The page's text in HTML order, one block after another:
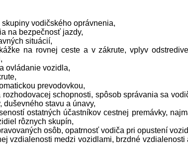
vodičského oprávnenia,
na bezpečnosť jazdy,
situácií,
na rovnej ceste a v zákrute, vplyv
ovládanie vozidla,
prevodovkou,
schopnosti, spôsob správania sa
stavu a únavy,
ostatných účastníkov cestnej premávky,
rôznych skupín,
osôb, opatrnosť vodiča pri opustení
vzdialenosti medzi vozidlami, brzdné